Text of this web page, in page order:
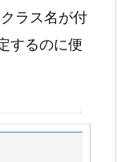
ラス名が付
するのに便